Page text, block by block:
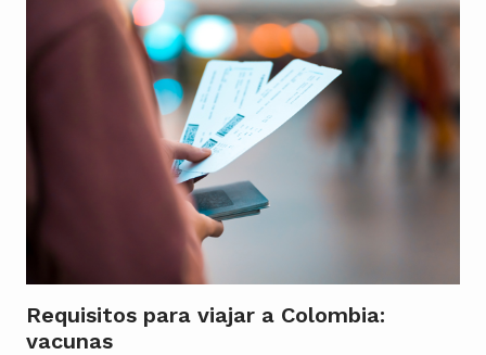
Requisitos para viajar a Colombia:
vacunas